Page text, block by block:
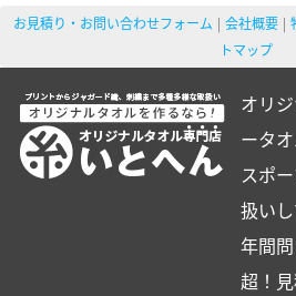
お見積り・お問い合わせフォーム 会社概要
トマップ
オリ
ータ
スポ
扱いし
年間
超！